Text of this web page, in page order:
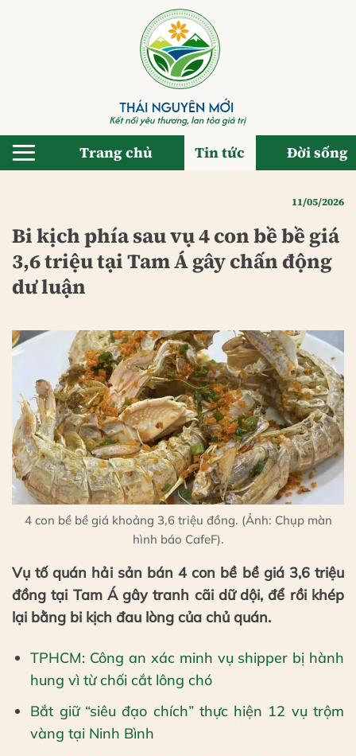
Trang chủ Tin tức Đời sống
11/05/2026
Bi kịch phía sau vụ 4 con bề bề giá
3,6 triệu tại Tam Á gây chấn động
dư luận
4 con bề bề giá khoảng 3,6 triệu đồng. (Ảnh: Chụp màn
hình báo CafeF).
Vụ tố quán hải sản bán 4 con bề bề giá 3,6 triệu
đồng tại Tam Á gây tranh cãi dữ dội, để rồi khép
lại bằng bi kịch đau lòng của chủ quán.
TPHCM: Công an xác minh vụ shipper bị hành
hung vì từ chối cắt lông chó
Bắt giữ “siêu đạo chích” thực hiện 12 vụ trộm
vàng tại Ninh Bình